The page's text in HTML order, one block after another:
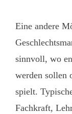
Eine andere
sinnvoll, wo
werden sollen
spielt.
Fachkraft,